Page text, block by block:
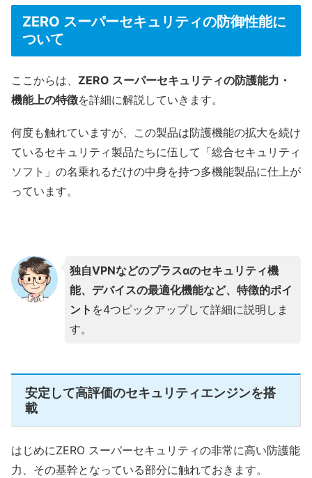
ZERO スーパーセキュリティの防御性能に
ついて
ここからは、 ZERO スーパーセキュリティの防護能力・
機能上の特徴を詳細に解説していきます。
何度も触れていますが、この製品は防護機能の拡大を続け
ているセキュリティ製品たちに伍して「総合セキュリティ
ソフト」の名乗れるだけの中身を持つ多機能製品に仕上が
っています。
独自VPNなどのプラスαのセキュリティ機
能、デバイスの最適化機能など、特徴的ポイ
ント を4つピックアップして詳細に説明しま
す。
安定して高評価のセキュリティエンジンを搭
載
はじめにZERO スーパーセキュリティの非常に高い防護能
力、その基幹となっている部分に触れておきます。